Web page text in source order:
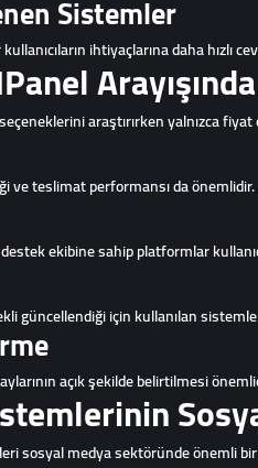
Sistemler
ihtiyaçlarına daha hızlı
seçeneklerini araştırırken yalnızca
ve teslimat performansı da önemlidir.
ekibine sahip platformlar
güncellendiği için kullanılan
açık şekilde belirtilmesi
sosyal medya sektöründe önemli